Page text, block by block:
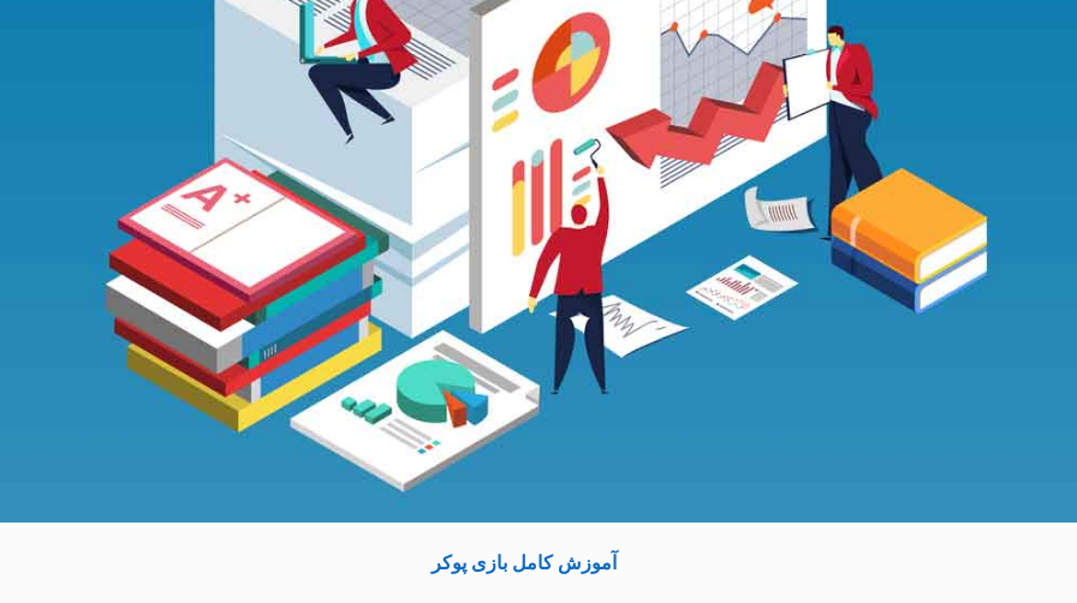
آموزش کامل بازی پوکر